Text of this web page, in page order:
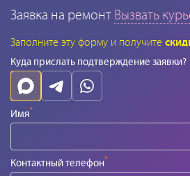
Заявка на ремонт Вызвать
Заполните эту форму и получите
Куда прислать подтверждение заявки?
Имя*
Контактный телефон*